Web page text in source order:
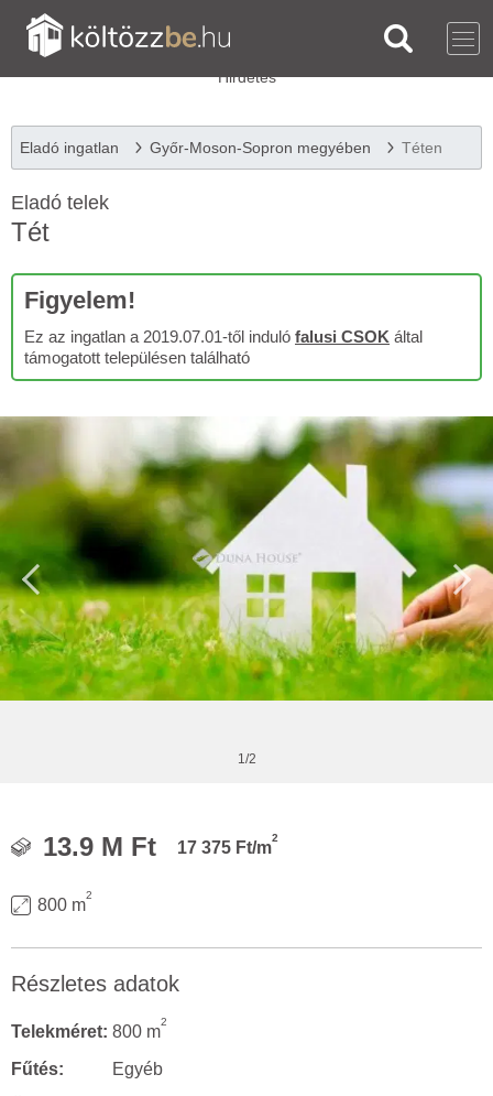
Eladó ingatlan Győr-Moson-Sopron megyében Téten
Eladó telek
Tét
Figyelem!
Ez az ingatlan a 2019.07.01-től induló falusi CSOK által
támogatott településen található
1/2
13.9 M Ft 17 375 Ft/m
2
800 m
2
Részletes adatok
Telekméret: 800 m
2
Fűtés:
Egyéb